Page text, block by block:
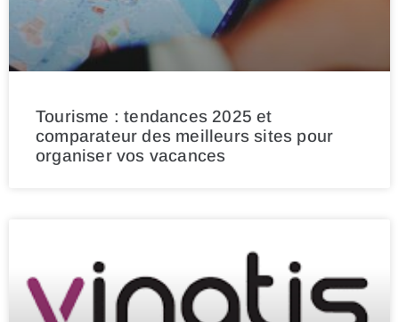
Tourisme : tendances 2025 et
comparateur des meilleurs sites pour
organiser vos vacances